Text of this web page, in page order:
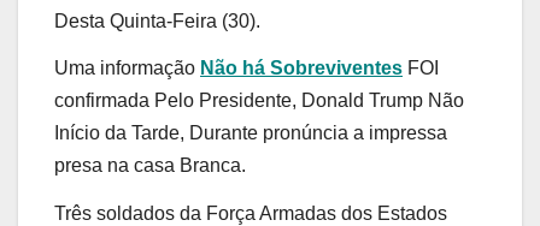
Desta Quinta-Feira (30).
Uma informação Não há Sobreviventes FOI
confirmada Pelo Presidente, Donald Trump Não
Início da Tarde, Durante pronúncia a impressa
presa na casa Branca.
Três soldados da Força Armadas dos Estados